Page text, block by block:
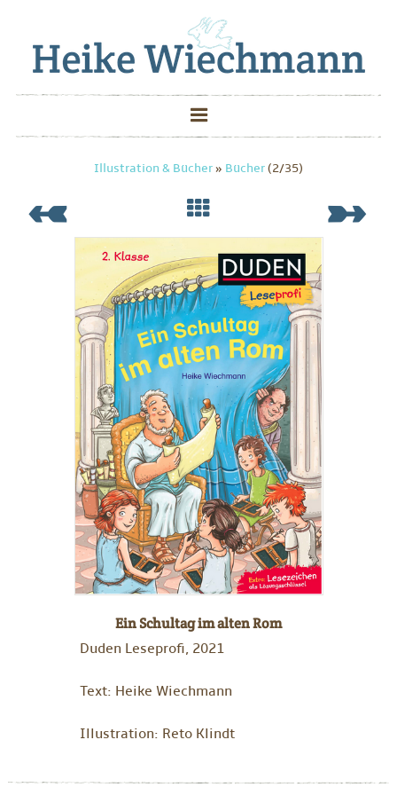
Illustration & Bücher» Bücher(2/35)
Ein Schultag im alten Rom
Duden Leseprofi, 2021
Text: Heike Wiechmann
Illustration: Reto Klindt